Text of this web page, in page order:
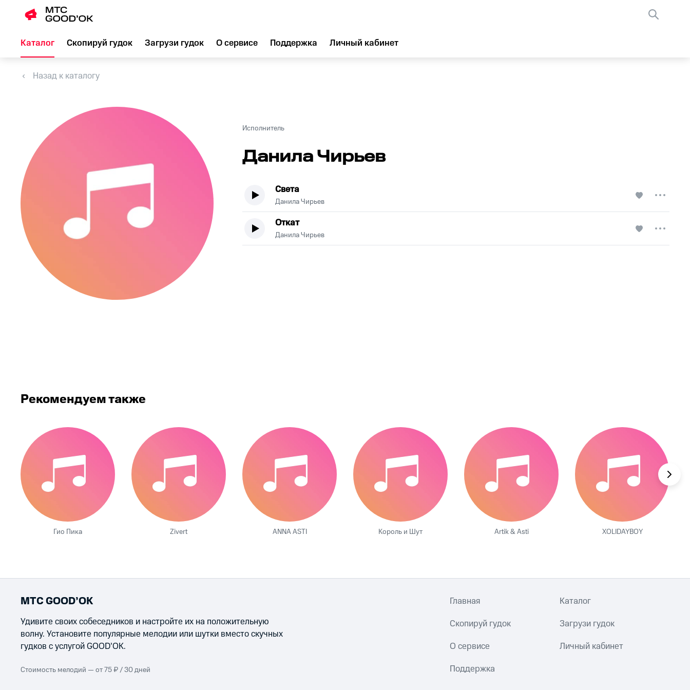
Каталог Скопируй гудок Загрузи гудок О сервисе Поддержка Личный кабинет
Назад к каталогу
Исполнитель
Данила Чирьев
Света
Данила Чирьев
Откат
Данила Чирьев
Рекомендуем также
Гио Пика Zivert ANNA ASTI Король и Шут Artik & Asti XOLIDAYBOY
МТС GOOD’OK
Удивите своих собеседников и настройте их на положительную
волну. Установите популярные мелодии или шутки вместо скучных
гудков с услугой GOOD’OK.
Стоимость мелодий — от 75 ₽ / 30 дней
Главная Каталог
Скопируй гудок Загрузи гудок
О сервисе Личный кабинет
Поддержка